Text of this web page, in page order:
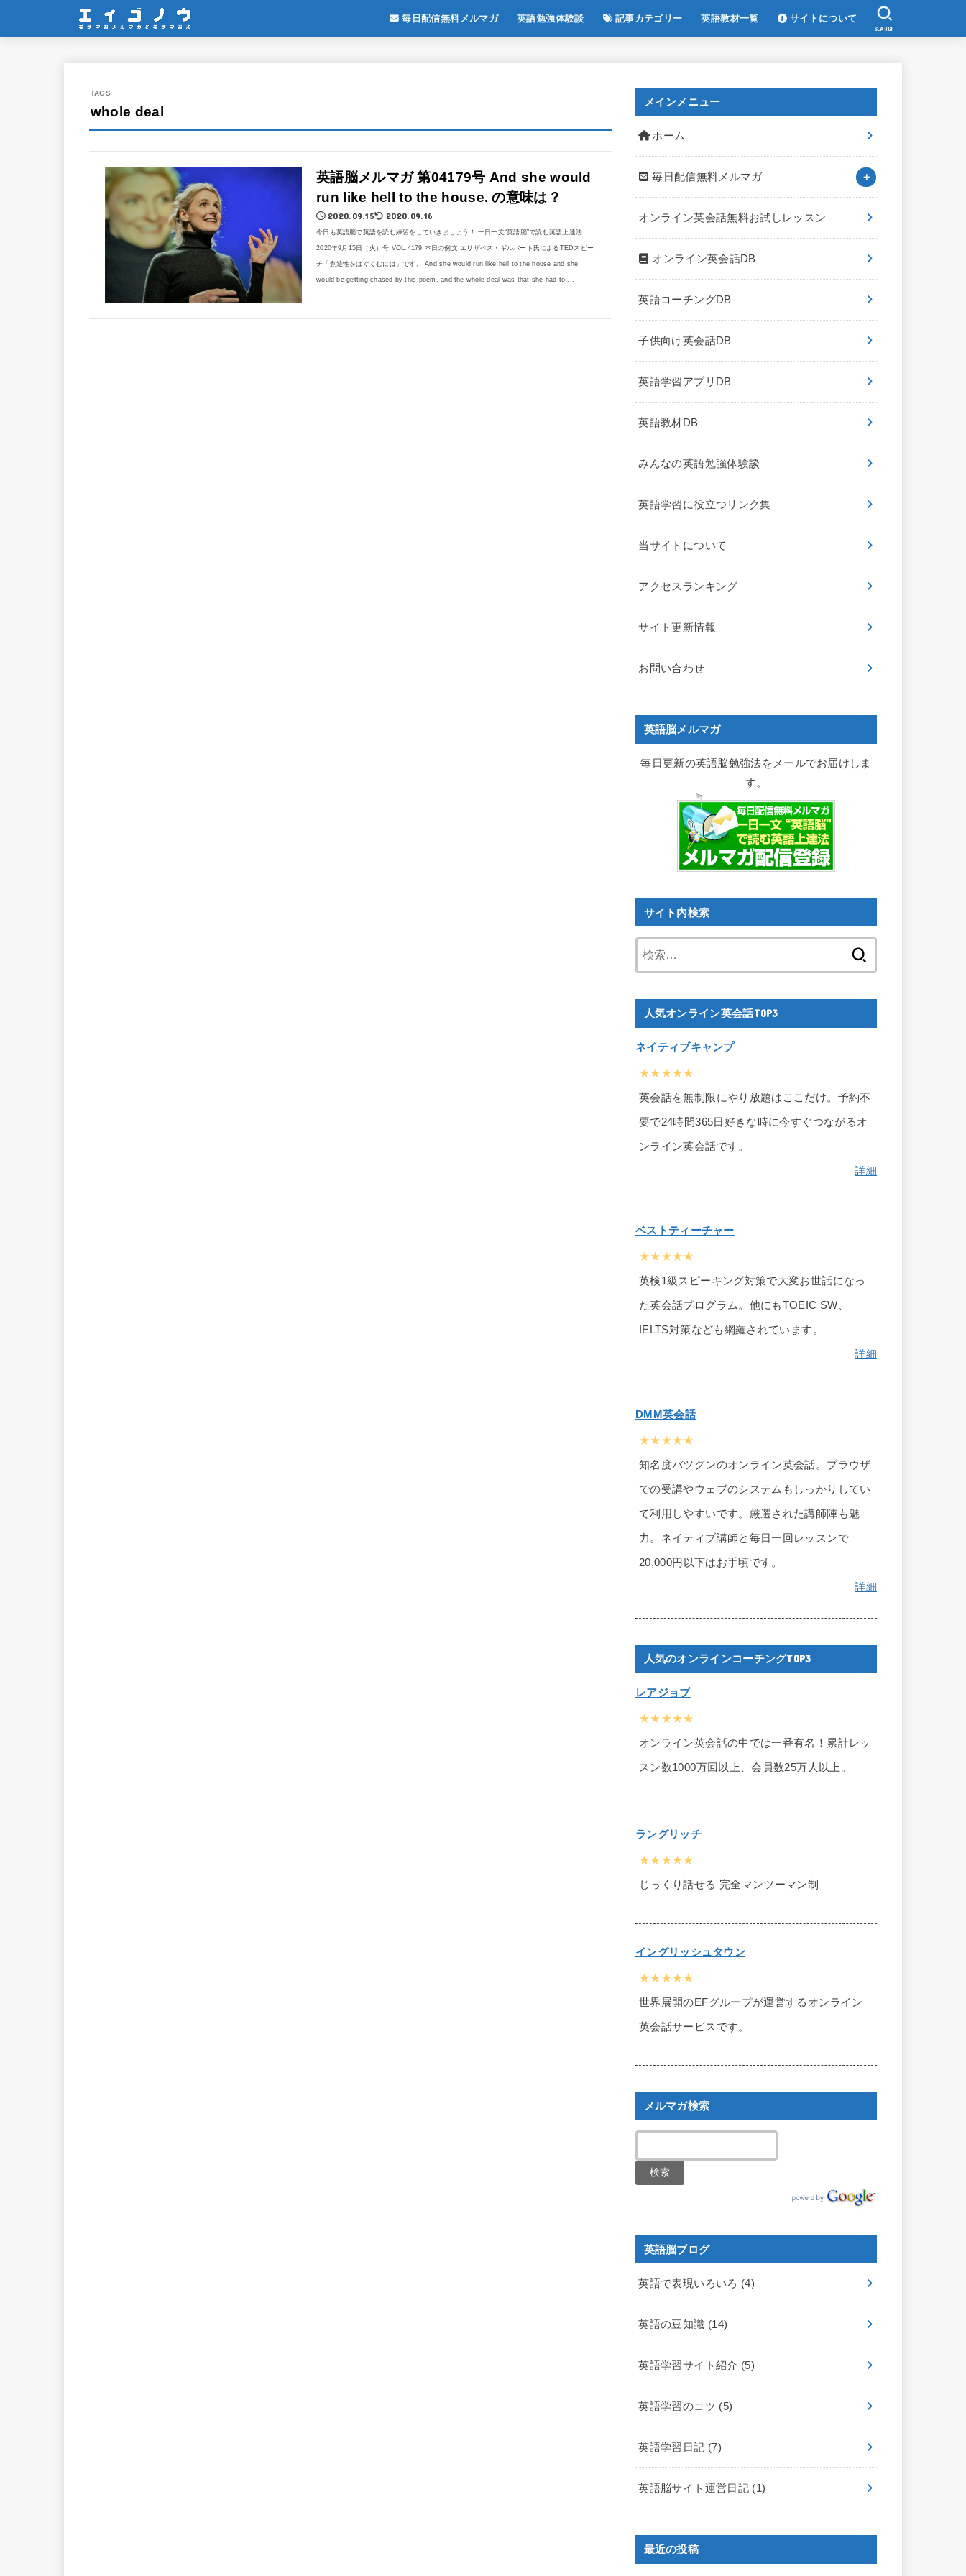
毎日配信無料メルマガ 英語勉強体験談 記事カテゴリー 英語教材一覧 サイトについて
SEARCH
whole deal
英語脳メルマガ 第04179号 And she would
run like hell to the house. の意味は？
2020.09.15 2020.09.16
今日も英語脳で英語を読む練習をしていきましょう！ 一日一文“英語脳”で読む英語上達法
2020年9月15日（火）号 VOL.4179 本日の例文 エリザベス・ギルバート氏によるTEDスピー
チ「創造性をはぐくむには」です。 And she would run like hell to the house and she
would be getting chased by this poem, and the whole deal was that she had to ...
メインメニュー
ホーム
毎日配信無料メルマガ
オンライン英会話無料お試しレッスン
オンライン英会話DB
英語コーチングDB
子供向け英会話DB
英語学習アプリDB
英語教材DB
みんなの英語勉強体験談
英語学習に役立つリンク集
当サイトについて
アクセスランキング
サイト更新情報
お問い合わせ
英語脳メルマガ
毎日更新の英語脳勉強法をメールでお届けしま
す。
サイト内検索
人気オンライン英会話TOP3
ネイティブキャンプ
★★★★★
英会話を無制限にやり放題はここだけ。予約不
要で24時間365日好きな時に今すぐつながるオ
ンライン英会話です。
詳細
ベストティーチャー
★★★★★
英検1級スピーキング対策で大変お世話になっ
た英会話プログラム。他にもTOEIC SW、
IELTS対策なども網羅されています。
詳細
DMM英会話
★★★★★
知名度バツグンのオンライン英会話。ブラウザ
での受講やウェブのシステムもしっかりしてい
て利用しやすいです。厳選された講師陣も魅
力。ネイティブ講師と毎日一回レッスンで
20,000円以下はお手頃です。
詳細
人気のオンラインコーチングTOP3
レアジョブ
★★★★★
オンライン英会話の中では一番有名！累計レッ
スン数1000万回以上、会員数25万人以上。
ラングリッチ
★★★★★
じっくり話せる 完全マンツーマン制
イングリッシュタウン
★★★★★
世界展開のEFグループが運営するオンライン
英会話サービスです。
メルマガ検索
英語脳ブログ
英語で表現いろいろ (4)
英語の豆知識 (14)
英語学習サイト紹介 (5)
英語学習のコツ (5)
英語学習日記 (7)
英語脳サイト運営日記 (1)
最近の投稿